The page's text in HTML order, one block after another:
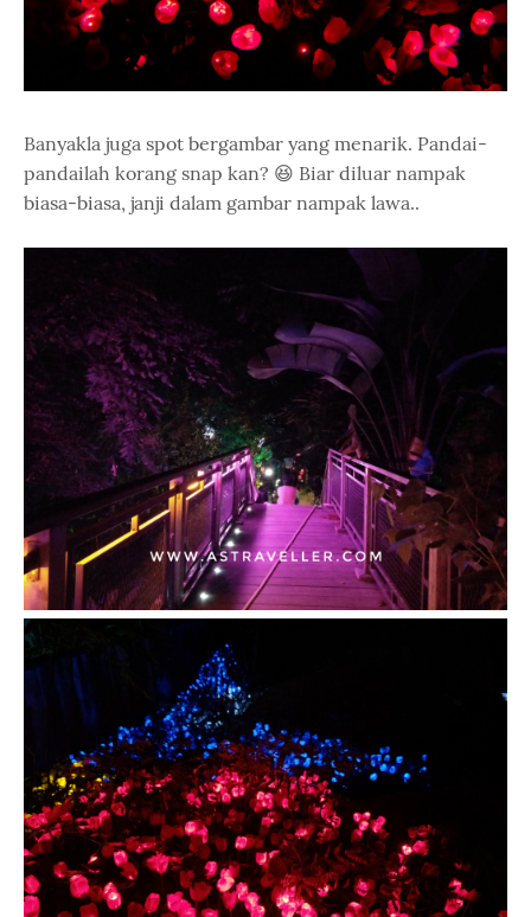
Banyakla juga spot bergambar yang menarik. Pandai-
pandailah korang snap kan? 😆 Biar diluar nampak
biasa-biasa, janji dalam gambar nampak lawa..